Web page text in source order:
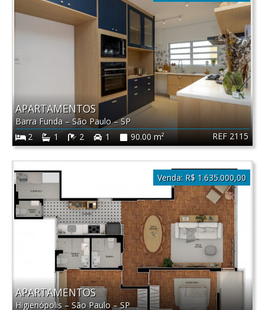
REF 2115
APARTAMENTOS
Barra Funda–São Paulo–SP
2
1 2 1 90.00 m²
APARTAMENTOS
Higienópolis –São Paulo–SP
Venda: R$ 1.635.000,00